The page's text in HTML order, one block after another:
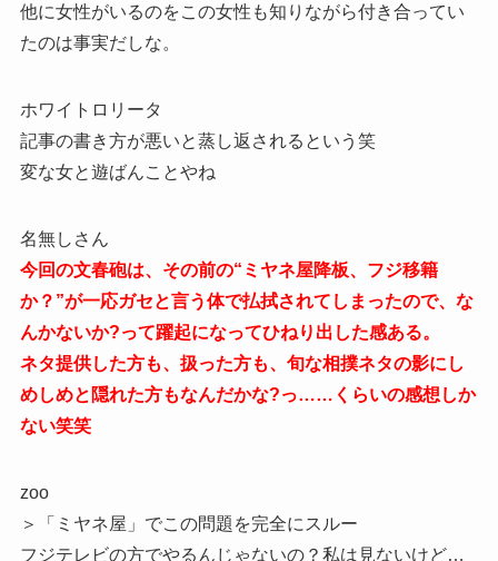
他に女性がいるのをこの女性も知りながら付き合ってい
たのは事実だしな。
ホワイトロリータ
記事の書き方が悪いと蒸し返されるという笑
変な女と遊ばんことやね
名無しさん
今回の文春砲は、その前の“ミヤネ屋降板、フジ移籍
か？”が一応ガセと言う体で払拭されてしまったので、な
んかないか?って躍起になってひねり出した感ある。
ネタ提供した方も、扱った方も、旬な相撲ネタの影にし
めしめと隠れた方もなんだかな?っ……くらいの感想しか
ない笑笑
zoo
＞「ミヤネ屋」でこの問題を完全にスルー
フジテレビの方でやるんじゃないの？私は見ないけど…